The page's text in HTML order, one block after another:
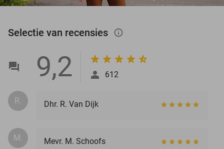
Selectie van recensies info_outlined
9,2 612
R. Dhr. R. Van Dijk
M.
Mevr. M. Schoofs